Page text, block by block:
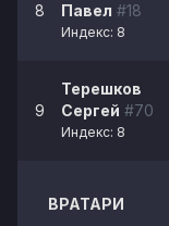
8 Павел #18
Индекс: 8
9
Терешков
Сергей #70
Индекс: 8
ВРАТАРИ